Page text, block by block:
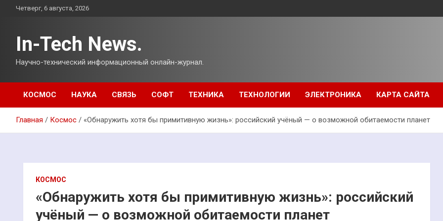
ПерейтиЧетверг, 6 августа, 2026
In-Tech News.
Научно-технический информационный онлайн-журнал.
КОСМОС НАУКА СВЯЗЬ СОФТ ТЕХНИКА ТЕХНОЛОГИИ ЭЛЕКТРОНИКА КАРТА САЙТА
Главная Космос «Обнаружить хотя бы примитивную жизнь»: российский учёный — о возможной обитаемости планет
КОСМОС
«Обнаружить хотя бы примитивную жизнь»: российский
учёный — о возможной обитаемости планет